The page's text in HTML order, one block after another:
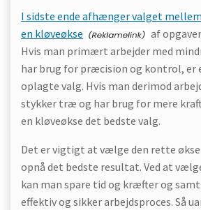
I sidste ende afhænger valget
en kløveøkse
af
Hvis man primært arbejder med
har brug for præcision og kontrol, er
oplagte valg. Hvis man derimod
stykker træ og har brug for mere
en kløveøkse det bedste valg.
Det er vigtigt at vælge den rette
opnå det bedste resultat. Ved at
kan man spare tid og kræfter og
effektiv og sikker arbejdsproces. Så